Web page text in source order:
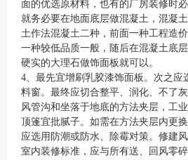
面的优选原材料，也有的厂房装修时
就务必要在地面底层做混凝土，混凝
土作法混凝土二种，前面一种工程造
一种较低品质一般，随后在混凝土底
硬实的大理石做饰面板就可以。
4、最先宜增刷乳胶漆饰面板。次之应
料窗。最终应切合整平、润化、不了
风管沟和坐落于地底的方法夹层，工
顶篷宜批腻子。如需在方法夹层内更
应选用防潮或防水、除霉对策。修建
室内装修标准，应与所有送、回风零